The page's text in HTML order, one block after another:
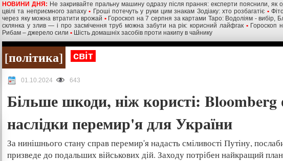
НОВИНИ ДНЯ: Не закривайте пральну машину одразу після прання: експерти пояснили, як
цвілі та неприємного запаху • Гроші потечуть у руки цим знакам Зодіаку: хто розбагатіє •
через яку можна втратити врожай • Гороскоп на 7 серпня за картами Таро: Водоліям - вибір,
склянка у злив — і про засмічення труб можна забути на рік: корисний лайфгак • Гороскоп
Рибам – джерело сили • Шість домашніх засобів проти накипу в чайнику
політика світ
01.10.2024 643
Більше шкоди, ніж користі: Bloomberg
наслідки перемир'я для України
За нинішнього стану справ перемир'я надасть сміливості Путіну,
призведе до подальших військових дій. Заходу потрібен найкращий